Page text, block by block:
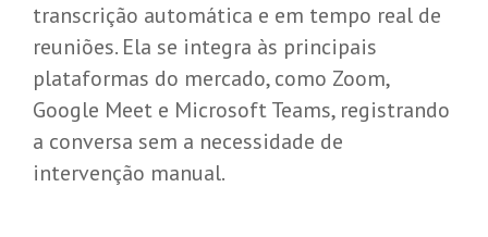
transcrição automática e em tempo real de
reuniões. Ela se integra às principais
plataformas do mercado, como Zoom,
Google Meet e Microsoft Teams, registrando
a conversa sem a necessidade de
intervenção manual.